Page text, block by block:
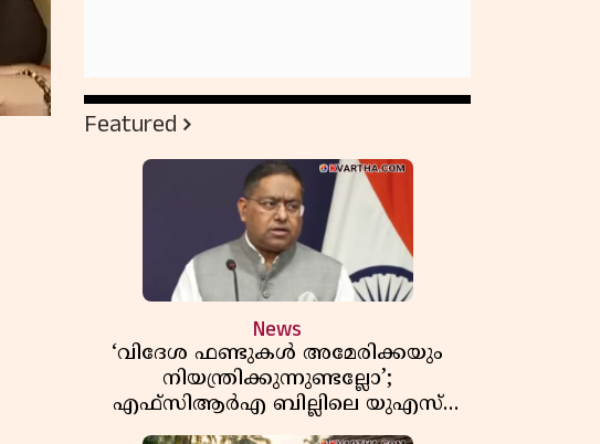
Featured
News
‘വിദേശ ഫണ്ടുകൾ അമേരിക്കയും
നിയന്ത്രിക്കുന്നുണ്ടല്ലോ’;
എഫ്സിആർഎ ബില്ലിലെ യുഎസ്
വിമർശനങ്ങൾക്ക് മറുപടിയുമായി ഇന്ത്യ